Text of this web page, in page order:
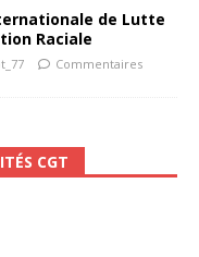
de Lutte
Raciale
Commentaires
CGT